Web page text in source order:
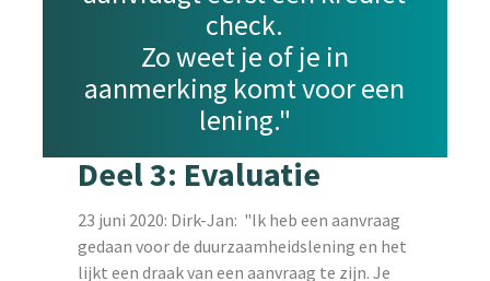
check.
Zo weet je of je in
aanmerking komt voor een
lening."
Deel 3: Evaluatie
23 juni 2020: Dirk-Jan: "Ik heb een aanvraag
gedaan voor de duurzaamheidslening en het
lijkt een draak van een aanvraag te zijn. Je